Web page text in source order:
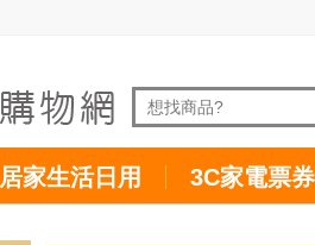
居家生活日用 3C家電票券